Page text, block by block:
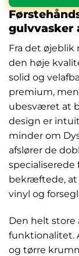
gulvvasker
Fra det øjeblik
den høje
solid og
premium,
ubesværet at
design er
minder om
afslører de
specialiserede
bekræftede, at
vinyl og
Den helt store
funktionalitet.
og tørre